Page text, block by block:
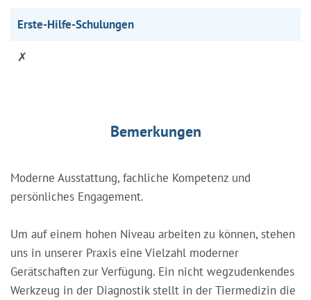
Erste-Hilfe-Schulungen
✗
Bemerkungen
Moderne Ausstattung, fachliche Kompetenz und
persönliches Engagement.
Um auf einem hohen Niveau arbeiten zu können, stehen
uns in unserer Praxis eine Vielzahl moderner
Gerätschaften zur Verfügung. Ein nicht wegzudenkendes
Werkzeug in der Diagnostik stellt in der Tiermedizin die